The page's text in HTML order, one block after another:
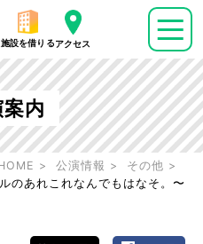
施設を借りるアクセス
内
公演情報
その他
のあれこれなんでもはなそ。〜